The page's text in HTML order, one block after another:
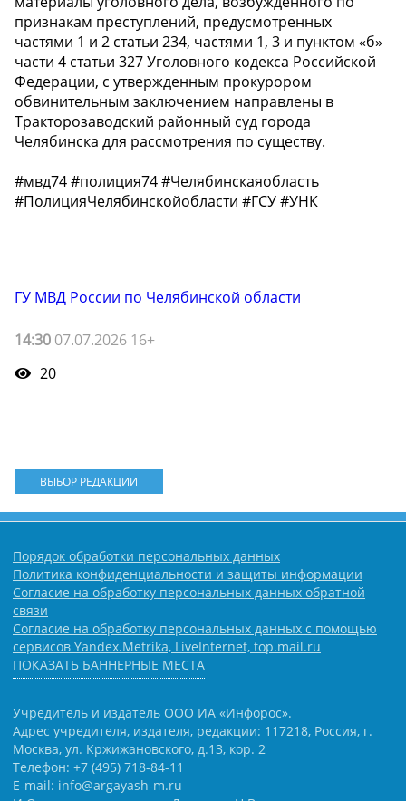
признакам преступлений, предусмотренных
частями 1 и 2 статьи 234, частями 1, 3 и пунктом «б»
части 4 статьи 327 Уголовного кодекса Российской
Федерации, с утвержденным прокурором
обвинительным заключением направлены в
Тракторозаводский районный суд города
Челябинска для рассмотрения по существу.
#мвд74 #полиция74 #Челябинскаяобласть
#ПолицияЧелябинскойобласти #ГСУ #УНК
ГУ МВД России по Челябинской области
14:30 07.07.2026 16+
20
ВЫБОР РЕДАКЦИИ
Порядок обработки персональных данных
Политика конфиденциальности и защиты информации
Согласие на обработку персональных данных обратной
связи
Согласие на обработку персональных данных с помощью
сервисов Yandex.Metrika, LiveInternet, top.mail.ru
ПОКАЗАТЬ БАННЕРНЫЕ МЕСТА
Учредитель и издатель ООО ИА «Инфорос».
Адрес учредителя, издателя, редакции: 117218, Россия, г.
Москва, ул. Кржижановского, д.13, кор. 2
Телефон: +7 (495) 718-84-11
E-mail: info@argayash-m.ru